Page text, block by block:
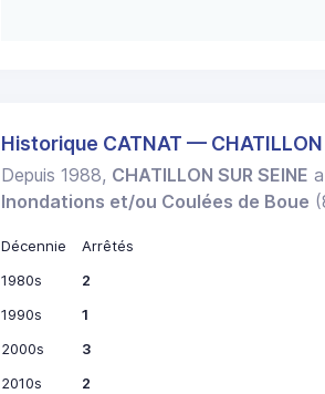
Historique CATNAT — CHATILLON
Depuis 1988, CHATILLON SUR SEINE
Inondations et/ou Coulées de Boue
Décennie
Arrêtés
1980s
2
1990s
1
2000s
3
2010s
2